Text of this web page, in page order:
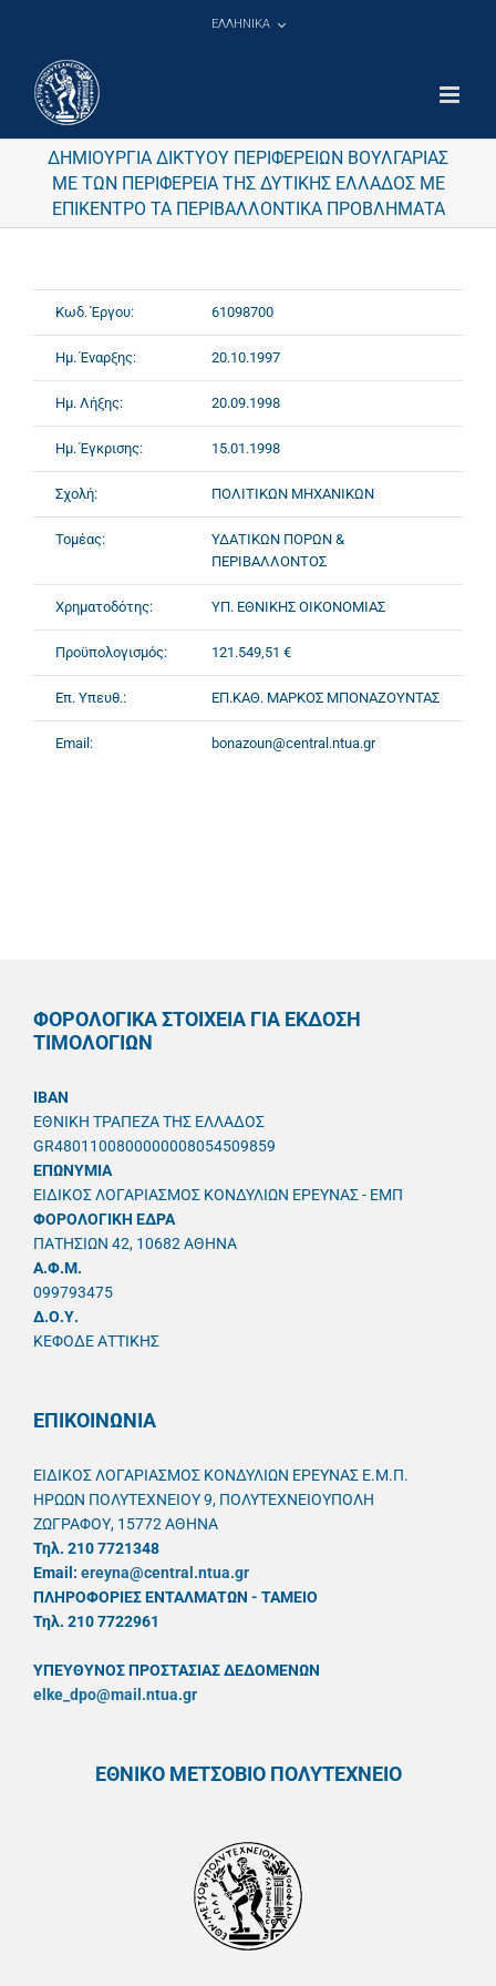
ΕΛΛΗΝΙΚΑ
ΔΗΜΙΟΥΡΓΙΑ ΔΙΚΤΥΟΥ ΠΕΡΙΦΕΡΕΙΩΝ ΒΟΥΛΓΑΡΙΑΣ
ΜΕ ΤΩΝ ΠΕΡΙΦΕΡΕΙΑ ΤΗΣ ΔΥΤΙΚΗΣ ΕΛΛΑΔΟΣ ΜΕ
ΕΠΙΚΕΝΤΡΟ ΤΑ ΠΕΡΙΒΑΛΛΟΝΤΙΚΑ ΠΡΟΒΛΗΜΑΤΑ
Κωδ. Έργου: 61098700
Ημ. Έναρξης: 20.10.1997
Ημ. Λήξης: 20.09.1998
Ημ. Έγκρισης: 15.01.1998
Σχολή: ΠΟΛΙΤΙΚΩΝ ΜΗΧΑΝΙΚΩΝ
Τομέας:
ΥΔΑΤΙΚΩΝ ΠΟΡΩΝ &
ΠΕΡΙΒΑΛΛΟΝΤΟΣ
Χρηματοδότης: ΥΠ. ΕΘΝΙΚΗΣ ΟΙΚΟΝΟΜΙΑΣ
Προϋπολογισμός: 121.549,51 €
Επ. Υπευθ.: ΕΠ.ΚΑΘ. ΜΑΡΚΟΣ ΜΠΟΝΑΖΟΥΝΤΑΣ
Email: bonazoun@central.ntua.gr
ΦΟΡΟΛΟΓΙΚΑ ΣΤΟΙΧΕΙΑ ΓΙΑ ΕΚΔΟΣΗ
ΤΙΜΟΛΟΓΙΩΝ
IBAN
ΕΘΝΙΚΗ ΤΡΑΠΕΖΑ ΤΗΣ ΕΛΛΑΔΟΣ
GR4801100800000008054509859
ΕΠΩΝΥΜΙΑ
ΕΙΔΙΚΟΣ ΛΟΓΑΡΙΑΣΜΟΣ ΚΟΝΔΥΛΙΩΝ ΕΡΕΥΝΑΣ - ΕΜΠ
ΦΟΡΟΛΟΓΙΚΗ ΕΔΡΑ
ΠΑΤΗΣΙΩΝ 42, 10682 ΑΘΗΝΑ
A.Φ.Μ.
099793475
Δ.Ο.Υ.
ΚΕΦΟΔΕ ΑΤΤΙΚΗΣ
ΕΠΙΚΟΙΝΩΝΙΑ
ΕΙΔΙΚΟΣ ΛΟΓΑΡΙΑΣΜΟΣ ΚΟΝΔΥΛΙΩΝ ΕΡΕΥΝΑΣ Ε.Μ.Π.
ΗΡΩΩΝ ΠΟΛΥΤΕΧΝΕΙΟΥ 9, ΠΟΛΥΤΕΧΝΕΙΟΥΠΟΛΗ
ΖΩΓΡΑΦΟΥ, 15772 ΑΘΗΝΑ
Τηλ. 210 7721348
Email: ereyna@central.ntua.gr
ΠΛΗΡΟΦΟΡΙΕΣ ΕΝΤΑΛΜΑΤΩΝ - ΤΑΜΕΙΟ
Τηλ. 210 7722961
ΥΠΕΥΘYΝΟΣ ΠΡΟΣΤΑΣΙΑΣ ΔΕΔΟΜΕΝΩΝ
elke_dpo@mail.ntua.gr
ΕΘΝΙΚΟ ΜΕΤΣΟΒΙΟ ΠΟΛΥΤΕΧΝΕΙΟ